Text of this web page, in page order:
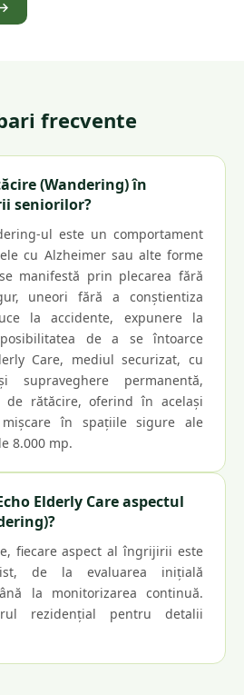
frecvente
(Wandering) în
seniorilor?
ul este un comportament
cu Alzheimer sau alte forme
manifestă prin plecarea fără
uneori fără a conștientiza
la accidente, expunere la
de a se întoarce
Care, mediul securizat, cu
supraveghere permanentă,
de rătăcire, oferind în același
în spațiile sigure ale
8.000 mp.
Elderly Care aspectul
fiecare aspect al îngrijirii este
de la evaluarea inițială
la monitorizarea continuă.
rezidențial pentru detalii